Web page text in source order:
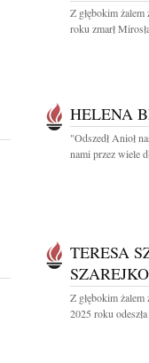
Z głębokim
roku zmarł
HELENA
"Odszedł Anioł
nami przez wiele
TERESA
SZAREJKO
Z głębokim
2025 roku